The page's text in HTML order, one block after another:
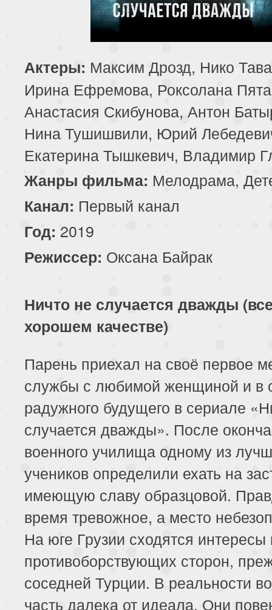
Актеры: Максим Дрозд, Нико
Ирина Ефремова, Роксолана
Анастасия Скибунова, Антон
Нина Тушишвили, Юрий
Екатерина Тышкевич, Владимир
Жанры фильма: Мелодрама,
Канал: Первый канал
Год: 2019
Режиссер: Оксана Байрак
Ничто не случается дважды
хорошем качестве)
Парень приехал на своё первое
службы с любимой женщиной и в
радужного будущего в сериале
случается дважды». После
военного училища одному из
учеников определили ехать на
имеющую славу образцовой.
время тревожное, а место
На юге Грузии сходятся интересы
противоборствующих сторон,
соседней Турции. В реальности
часть далека от идеала. Они